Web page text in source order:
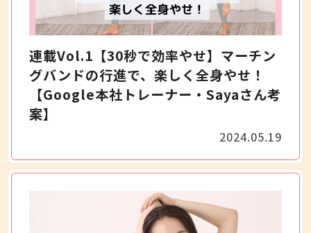
連載Vol.1【30秒で効率やせ】マーチン
グバンドの行進で、楽しく全身やせ！
【Google本社トレーナー・Sayaさん考
案】
2024.05.19